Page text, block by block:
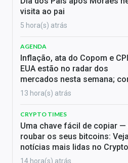
visita ao pai
5 hora(s) atrás
AGENDA
Inflação, ata do Copom e
EUA estão no radar dos
mercados nesta semana;
13 hora(s) atrás
CRYPTO TIMES
Uma chave fácil de copiar —
roubar os seus bitcoins:
notícias mais lidas no
14 hora(s) atrás